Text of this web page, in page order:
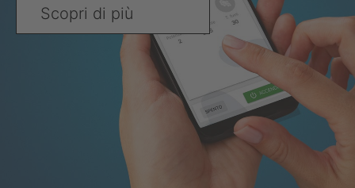
Scopri di più